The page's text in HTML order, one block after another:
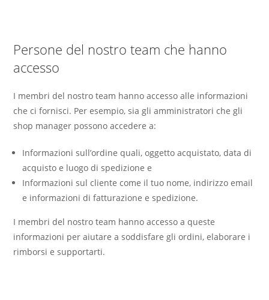
Persone del nostro team che hanno
accesso
I membri del nostro team hanno accesso alle informazioni
che ci fornisci. Per esempio, sia gli amministratori che gli
shop manager possono accedere a:
Informazioni sull’ordine quali, oggetto acquistato, data di
acquisto e luogo di spedizione e
Informazioni sul cliente come il tuo nome, indirizzo email
e informazioni di fatturazione e spedizione.
I membri del nostro team hanno accesso a queste
informazioni per aiutare a soddisfare gli ordini, elaborare i
rimborsi e supportarti.